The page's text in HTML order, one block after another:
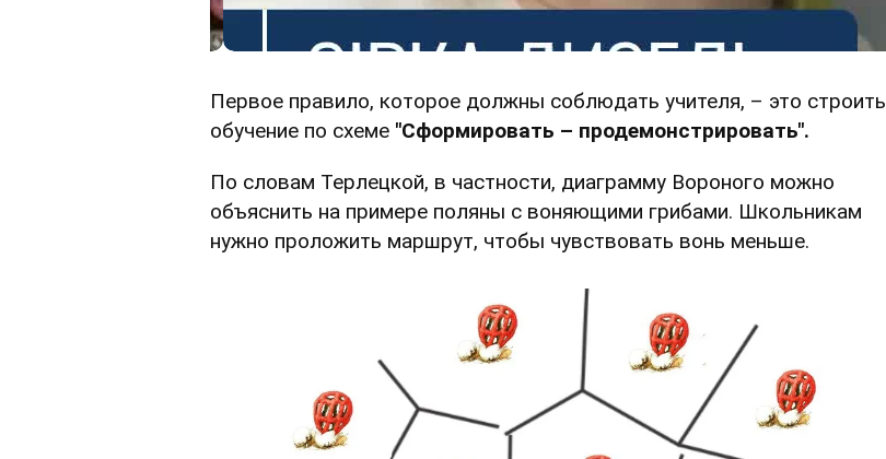
Первое правило, которое должны соблюдать учителя, – это строить
обучение по схеме "Сформировать – продемонстрировать".
По словам Терлецкой, в частности, диаграмму Вороного можно
объяснить на примере поляны с воняющими грибами. Школьникам
нужно проложить маршрут, чтобы чувствовать вонь меньше.